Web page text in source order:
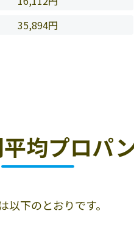
35,894円
均プロパ
下のとおりです。